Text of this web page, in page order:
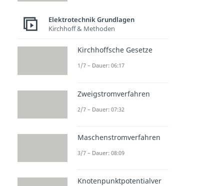
Elektrotechnik Grundlagen
Kirchhoff & Methoden
Kirchhoffsche Gesetze
1/7 – Dauer: 06:17
Zweigstromverfahren
2/7 – Dauer: 07:32
Maschenstromverfahren
3/7 – Dauer: 08:09
Knotenpunktpotentialver